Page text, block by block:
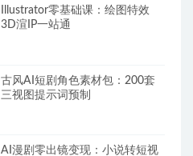
Illustrator零基础课：绘图特效
3D渲IP一站通
古风AI短剧角色素材包：200套
三视图提示词预制
AI漫剧零出镜变现：小说转短视